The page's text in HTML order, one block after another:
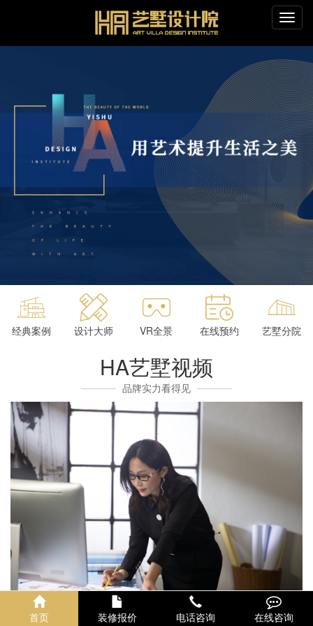
经典案例 设计大师 VR全景 在线预约 艺墅分院
HA艺墅视频
品牌实力看得见
首页 装修报价 电话咨询 在线咨询